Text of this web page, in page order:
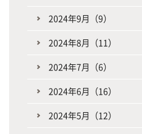
2024年9月（9）
2024年8月（11）
2024年7月（6）
2024年6月（16）
2024年5月（12）